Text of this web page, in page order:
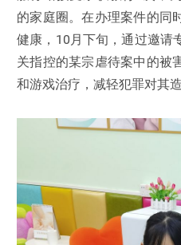
的家庭圈。在办理案件的同
健康，10月下旬，通过邀请
关指控的某宗虐待案中的被
和游戏治疗，减轻犯罪对其